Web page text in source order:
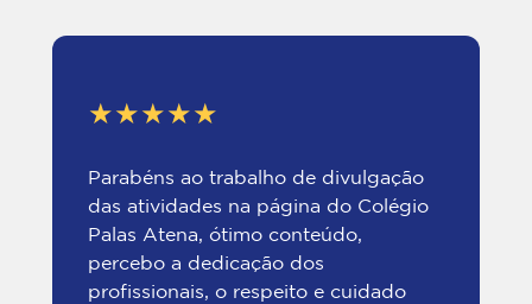
★★★★★
Parabéns ao trabalho de divulgação
das atividades na página do Colégio
Palas Atena, ótimo conteúdo,
percebo a dedicação dos
profissionais, o respeito e cuidado